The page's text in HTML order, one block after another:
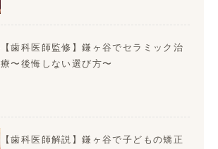
【歯科医師監修】鎌ヶ谷でセラミック治
療〜後悔しない選び方〜
【歯科医師解説】鎌ヶ谷で子どもの矯正